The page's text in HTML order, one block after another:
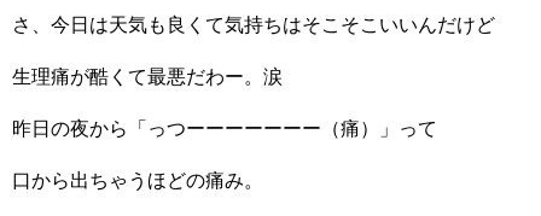
さ、今日は天気も良くて気持ちはそこそこいいんだけど
生理痛が酷くて最悪だわー。涙
昨日の夜から「っつーーーーーーー（痛）」って
口から出ちゃうほどの痛み。